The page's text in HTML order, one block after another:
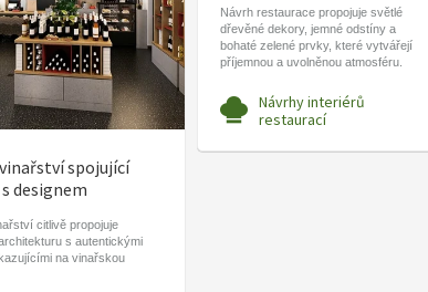
spojující
designem
citlivě propojuje
s autentickými
na vinařskou
Návrh restaurace propojuje světlé
dřevěné dekory, jemné odstíny a
bohaté zelené prvky, které vytvářejí
příjemnou a uvolněnou atmosféru.
Návrhy interiérů
restaurací